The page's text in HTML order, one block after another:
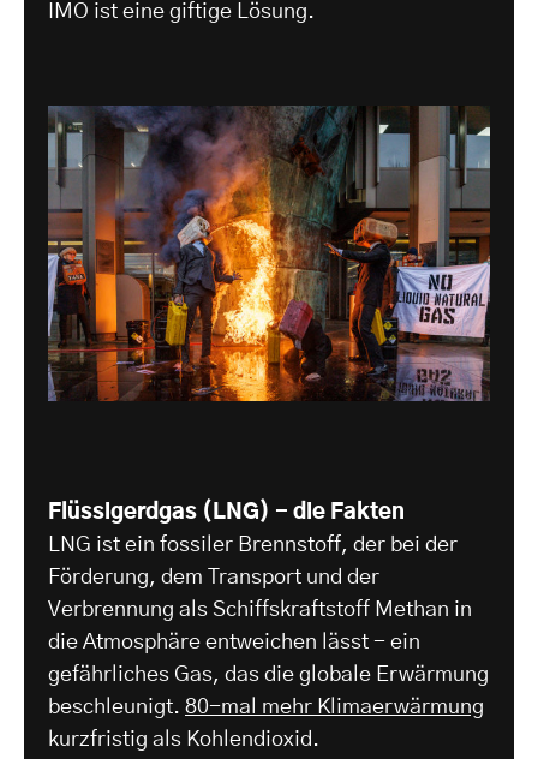
IMO ist eine giftige Lösung.
Flüssigerdgas (LNG) - die Fakten
LNG ist ein fossiler Brennstoff, der bei der
Förderung, dem Transport und der
Verbrennung als Schiffskraftstoff Methan in
die Atmosphäre entweichen lässt - ein
gefährliches Gas, das die globale Erwärmung
beschleunigt. 80-mal mehr Klimaerwärmung
kurzfristig als Kohlendioxid.